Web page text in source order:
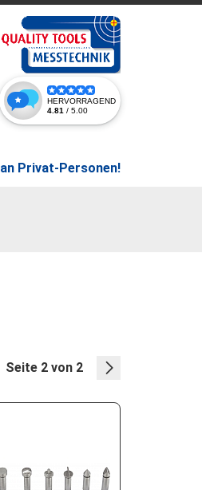
Seite 2 von 2
Privat-Personen!